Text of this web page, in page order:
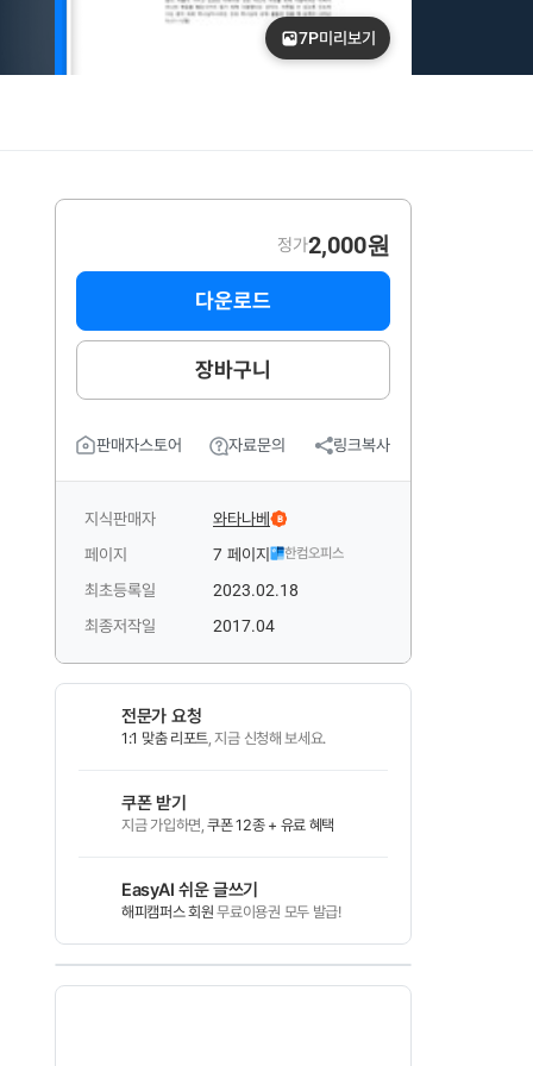
7P미리보기
정가2,000원
다운로드
장바구니
판매자스토어 자료문의 링크복사
지식판매자 와타나베 B
페이지 7 페이지 한컴오피스
최초등록일
2023.02.18
최종저작일
2017.04
전문가 요청
1:1 맞춤 리포트, 지금 신청해 보세요.
쿠폰 받기
지금 가입하면,쿠폰 12종 + 유료 혜택
EasyAI 쉬운 글쓰기
해피캠퍼스 회원 무료이용권 모두 발급!